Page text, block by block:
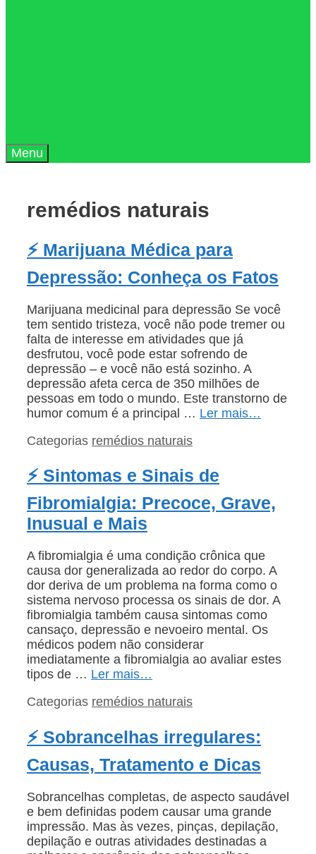
Menu
remédios naturais
⚡ Marijuana Médica para
Depressão: Conheça os Fatos
Marijuana medicinal para depressão Se você
tem sentido tristeza, você não pode tremer ou
falta de interesse em atividades que já
desfrutou, você pode estar sofrendo de
depressão – e você não está sozinho. A
depressão afeta cerca de 350 milhões de
pessoas em todo o mundo. Este transtorno de
humor comum é a principal … Ler mais…
Categorias remédios naturais
⚡ Sintomas e Sinais de
Fibromialgia: Precoce, Grave,
Inusual e Mais
A fibromialgia é uma condição crônica que
causa dor generalizada ao redor do corpo. A
dor deriva de um problema na forma como o
sistema nervoso processa os sinais de dor. A
fibromialgia também causa sintomas como
cansaço, depressão e nevoeiro mental. Os
médicos podem não considerar
imediatamente a fibromialgia ao avaliar estes
tipos de … Ler mais…
Categorias remédios naturais
⚡ Sobrancelhas irregulares:
Causas, Tratamento e Dicas
Sobrancelhas completas, de aspecto saudável
e bem definidas podem causar uma grande
impressão. Mas às vezes, pinças, depilação,
depilação e outras atividades destinadas a